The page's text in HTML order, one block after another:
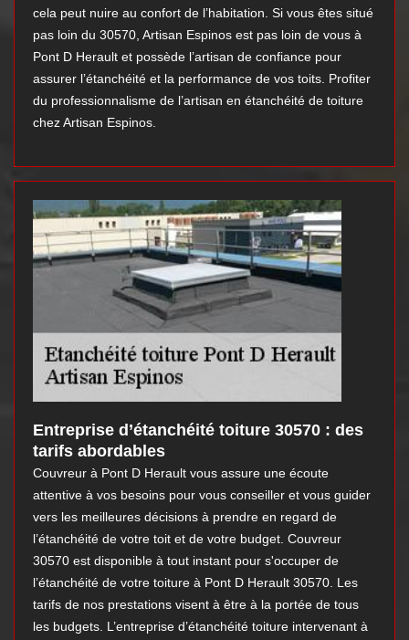
cela peut nuire au confort de l’habitation. Si vous êtes situé
pas loin du 30570, Artisan Espinos est pas loin de vous à
Pont D Herault et possède l’artisan de confiance pour
assurer l’étanchéité et la performance de vos toits. Profiter
du professionnalisme de l’artisan en étanchéité de toiture
chez Artisan Espinos.
Entreprise d’étanchéité toiture 30570 : des
tarifs abordables
Couvreur à Pont D Herault vous assure une écoute
attentive à vos besoins pour vous conseiller et vous guider
vers les meilleures décisions à prendre en regard de
l’étanchéité de votre toit et de votre budget. Couvreur
30570 est disponible à tout instant pour s'occuper de
l’étanchéité de votre toiture à Pont D Herault 30570. Les
tarifs de nos prestations visent à être à la portée de tous
les budgets. L’entreprise d’étanchéité toiture intervenant à